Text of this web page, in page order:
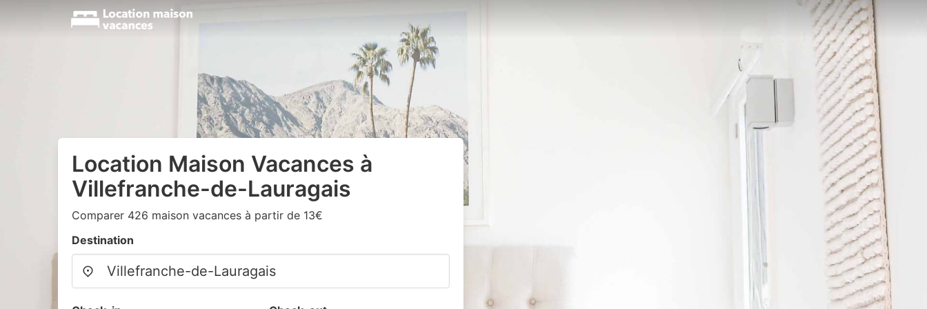
Location Maison Vacances à
Villefranche-de-Lauragais
Comparer 426 maison vacances à partir de 13€
Destination